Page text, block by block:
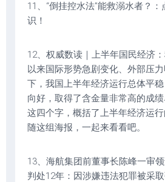
11、“倒挂控水法”能救溺水者？：
识！
12、权威数读｜上半年国民经济：
以来国际形势急剧变化、外部压
下，我国上半年经济运行总体平
向好，取得了含金量非常高的成绩单
这四个字，概括了上半年经济运
随这组海报，一起来看看吧。
13、海航集团前董事长陈峰一审
判处12年：因涉嫌违法犯罪被采